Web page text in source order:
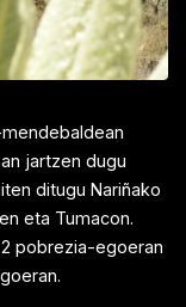
jartzen dugu
ditugu Nariñako
eta Tumacon.
pobrezia-egoeran